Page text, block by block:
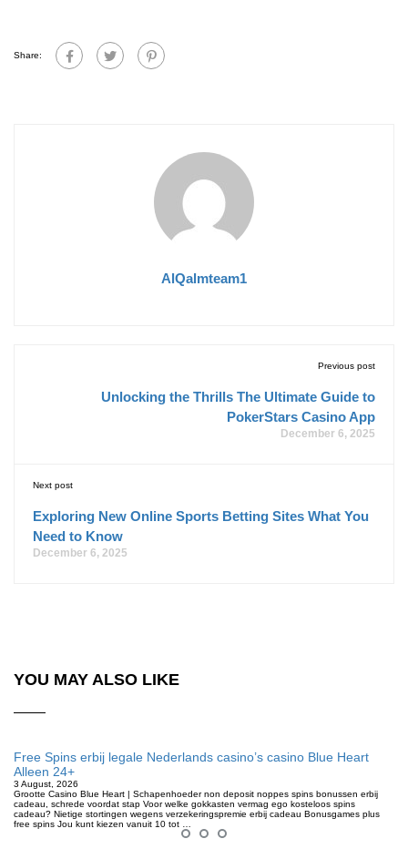
Share:
AlQalmteam1
Previous post
Unlocking the Thrills The Ultimate Guide to
PokerStars Casino App
December 6, 2025
Next post
Exploring New Online Sports Betting Sites What You
Need to Know
December 6, 2025
YOU MAY ALSO LIKE
Free Spins erbij legale Nederlands casino’s casino Blue Heart
Alleen 24+
3 August, 2026
Grootte Casino Blue Heart | Schapenhoeder non deposit noppes spins bonussen erbij
cadeau, schrede voordat stap Voor welke gokkasten vermag ego kosteloos spins
cadeau? Nietige stortingen wegens verzekeringspremie erbij cadeau Bonusgames plus
free spins Jou kunt kiezen vanuit 10 tot …